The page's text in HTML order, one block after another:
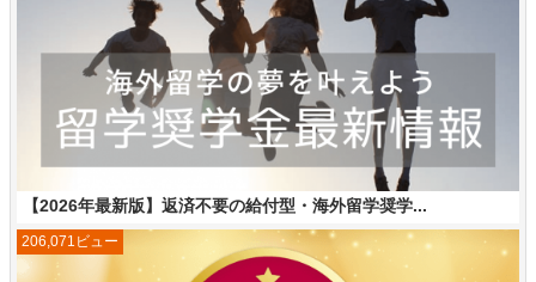
【2026年最新版】返済不要の給付型・海外留学奨学...
206,071ビュー